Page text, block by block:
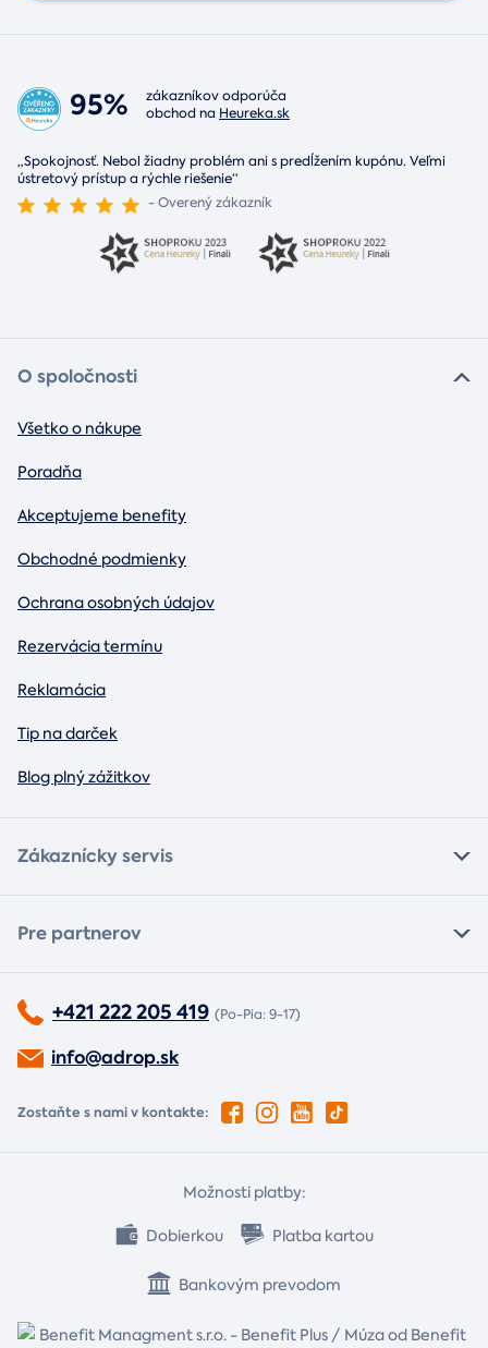
95%
zákazníkov odporúča
obchod na Heureka.sk
„Spokojnosť. Nebol žiadny problém ani s predĺžením kupónu. Veľmi
ústretový prístup a rýchle riešenie“
- Overený zákazník
O spoločnosti
Všetko o nákupe
Poradňa
Akceptujeme benefity
Obchodné podmienky
Ochrana osobných údajov
Rezervácia termínu
Reklamácia
Tip na darček
Blog plný zážitkov
Zákaznícky servis
Pre partnerov
+421 222 205 419 (Po-Pia: 9-17)
info@adrop.sk
Zostaňte s nami v kontakte:
Možnosti platby:
Dobierkou Platba kartou
Bankovým prevodom